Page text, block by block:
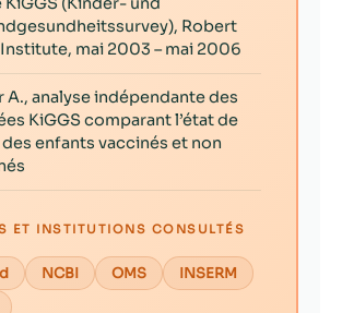
Robert
mai 2003 – mai 2006
A., analyse indépendante des
KiGGS comparant l’état de
enfants vaccinés et non
ET INSTITUTIONS CONSULTÉS
NCBI OMS
INSERM